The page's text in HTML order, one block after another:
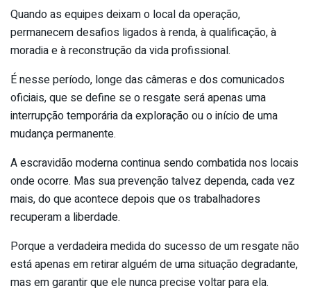
Quando as equipes deixam o local da operação,
permanecem desafios ligados à renda, à qualificação, à
moradia e à reconstrução da vida profissional.
É nesse período, longe das câmeras e dos comunicados
oficiais, que se define se o resgate será apenas uma
interrupção temporária da exploração ou o início de uma
mudança permanente.
A escravidão moderna continua sendo combatida nos locais
onde ocorre. Mas sua prevenção talvez dependa, cada vez
mais, do que acontece depois que os trabalhadores
recuperam a liberdade.
Porque a verdadeira medida do sucesso de um resgate não
está apenas em retirar alguém de uma situação degradante,
mas em garantir que ele nunca precise voltar para ela.